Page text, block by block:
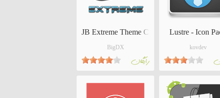
Lustre - Icon
kovdev
JB Extreme Theme CM11 AOKP
BigDX
رايگان